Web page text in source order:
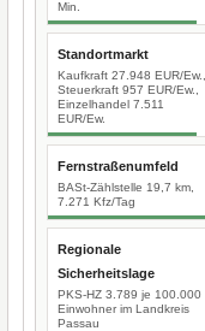
Min.
Standortmarkt
Kaufkraft 27.948 EUR/Ew.,
Steuerkraft 957 EUR/Ew.,
Einzelhandel 7.511
EUR/Ew.
Fernstraßenumfeld
BASt-Zählstelle 19,7 km,
7.271 Kfz/Tag
Regionale
Sicherheitslage
PKS-HZ 3.789 je 100.000
Einwohner im Landkreis
Passau